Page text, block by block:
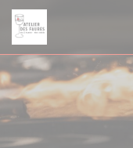
Πίνακας διαχείρισης